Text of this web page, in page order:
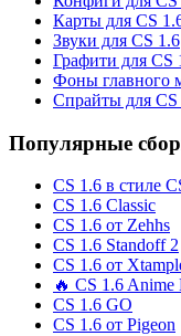
Карты для CS
Звуки для CS 1.6
Графити для CS
Фоны главного
Спрайты для CS
Популярные
CS 1.6 в стиле
CS 1.6 Classic
CS 1.6 от Zehhs
CS 1.6 Standoff 2
CS 1.6 от
🔥 CS 1.6 Anime
CS 1.6 GO
CS 1.6 от Pigeon